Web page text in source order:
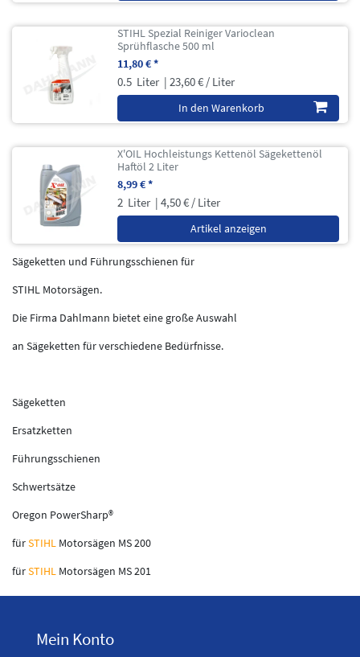
STIHL Spezial Reiniger Varioclean
Sprühflasche 500 ml
11,80 € *
0.5 Liter | 23,60 € / Liter
In den Warenkorb
X'OIL Hochleistungs Kettenöl Sägekettenöl
Haftöl 2 Liter
8,99 € *
2 Liter | 4,50 € / Liter
Artikel anzeigen
Sägeketten und Führungsschienen für
STIHL Motorsägen.
Die Firma Dahlmann bietet eine große Auswahl
an Sägeketten für verschiedene Bedürfnisse.
Sägeketten
Ersatzketten
Führungsschienen
Schwertsätze
Oregon PowerSharp®
fürSTIHL Motorsägen MS 200
fürSTIHL Motorsägen MS 201
Mein Konto